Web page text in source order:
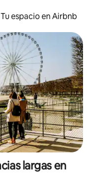
Tu espacio en Airbnb
largas en